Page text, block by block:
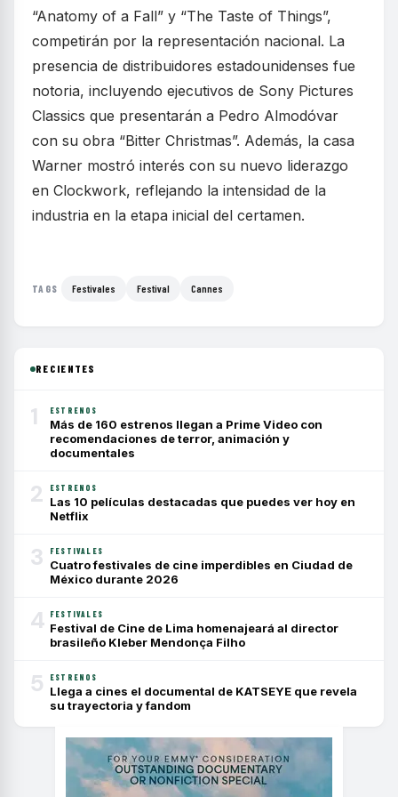
“Anatomy of a Fall” y “The Taste of Things”,
competirán por la representación nacional. La
presencia de distribuidores estadounidenses fue
notoria, incluyendo ejecutivos de Sony Pictures
Classics que presentarán a Pedro Almodóvar
con su obra “Bitter Christmas”. Además, la casa
Warner mostró interés con su nuevo liderazgo
en Clockwork, reflejando la intensidad de la
industria en la etapa inicial del certamen.
TAGS Festivales Festival Cannes
RECIENTES
1 ESTRENOS
Más de 160 estrenos llegan a Prime Video con
recomendaciones de terror, animación y
documentales
2 ESTRENOS
Las 10 películas destacadas que puedes ver hoy en
Netflix
3 FESTIVALES
Cuatro festivales de cine imperdibles en Ciudad de
México durante 2026
4 FESTIVALES
Festival de Cine de Lima homenajeará al director
brasileño Kleber Mendonça Filho
5 ESTRENOS
Llega a cines el documental de KATSEYE que revela
su trayectoria y fandom